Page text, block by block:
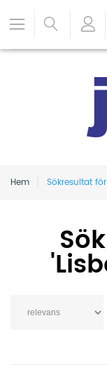
Hem Sökresultat